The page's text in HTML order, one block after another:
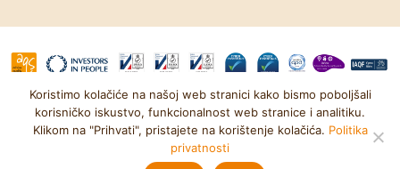
© Bawso 2025. Broj komisije za dobrotvorne svrhe: 1084854.
Broj kompanije: 03152590. Web stranica od Akcentni kreativni
materijal
Koristimo kolačiće na našoj web stranici kako bismo poboljšali
korisničko iskustvo, funkcionalnost web stranice i analitiku.
Klikom na "Prihvati", pristajete na korištenje kolačića. Politika
privatnosti